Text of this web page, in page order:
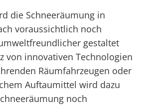
die Schneeräumung in
voraussichtlich noch
gestaltet
von innovativen Technologien
Räumfahrzeugen oder
Auftaumittel wird dazu
noch